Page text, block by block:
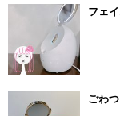
フェ
ごわ